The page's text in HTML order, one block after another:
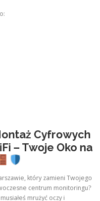
Cyfrowych
– Twoje Oko na
który zamieni Twojego
centrum monitoringu?
mrużyć oczy i